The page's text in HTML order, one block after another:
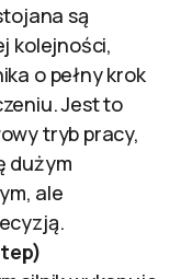
są
kolejności,
o pełny krok
Jest to
tryb pracy,
dużym
ale